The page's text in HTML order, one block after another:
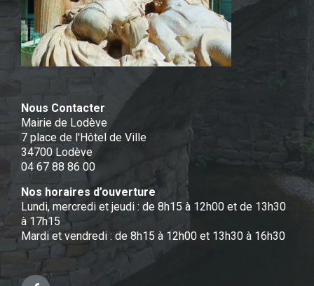
Nous Contacter
Mairie de Lodève
7 place de l'Hôtel de Ville
34700 Lodève
04 67 88 86 00
Nos horaires d’ouverture
Lundi, mercredi et jeudi : de 8h15 à 12h00 et de 13h30
à 17h15
Mardi et vendredi : de 8h15 à 12h00 et 13h30 à 16h30